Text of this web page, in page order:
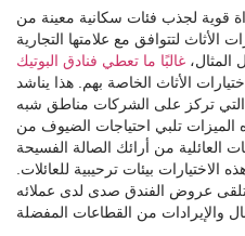
قوية لجذب فئات سكانية معينة من
الأثاث لتتوافق مع علامتها التجارية
غالبًا ما تعطي فنادق البوتيك
الأثاث الخاصة بهم. هذا يناشد
التي تركز على الشركات مناطق شبه
تلبي احتياجات الضيوف من
العائلية من أرائك الصالة الفسيحة
بيئات ترحيبية للعائلات.
عروض الفندق صدى لدى عملائه